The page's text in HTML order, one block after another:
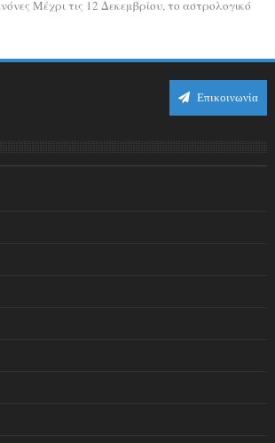
Μέχρι τις 12 Δεκεμβρίου, το αστρολογικό
Επικοινωνία